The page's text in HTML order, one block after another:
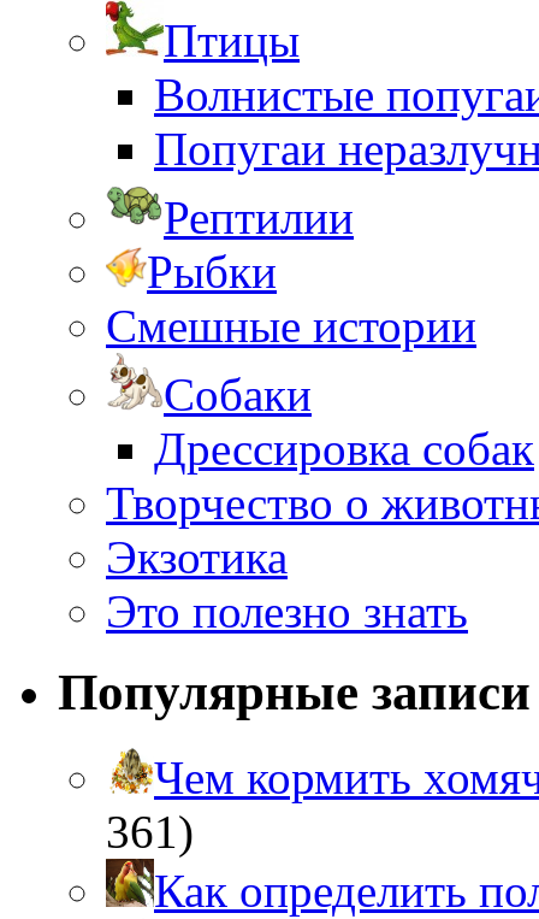
Птицы
Волнистые
Попугаи
Рептилии
Рыбки
Смешные истории
Собаки
Дрессировка собак
Творчество о
Экзотика
Это полезно знать
Популярные записи
Чем кормить
361)
Как определить